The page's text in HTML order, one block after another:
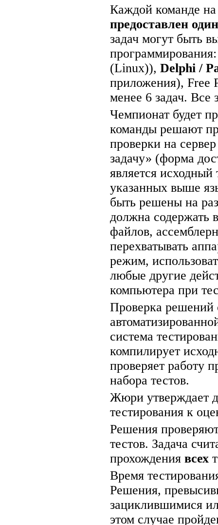
Каждой команде на
предоставлен
задач могут быть
(Linux)), Delphi/
приложения), Free
менее 6 задач. Все
Чемпионат будет
команды решают
проверки на
задачу» (форма
является
указанных выше
быть решены на
должна содержать
файлов,
перехватывать
режим,
любые другие
компьютера при
Проверка решений
система
компилирует
проверяет работу
набора тестов.
Жюри утверждает
тестирования к
Решения
тестов. Задача
прохождения всех
Время
Решения,
зациклившимися
этом случае